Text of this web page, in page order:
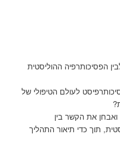
הפסיכותרפיה ההוליסטית
לעולם הטיפולי של
את הקשר בין
תוך כדי תיאור התהליך